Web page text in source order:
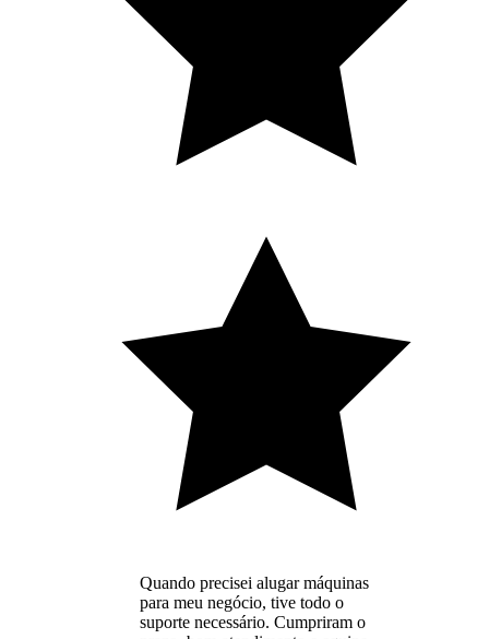
Quando precisei alugar máquinas
para meu negócio, tive todo o
suporte necessário. Cumpriram o